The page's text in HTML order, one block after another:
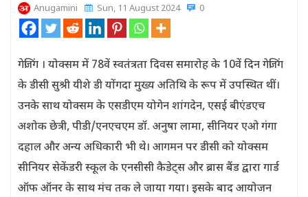
Anugamini Sun, 11 August 2024 0
गेजिंग । योक्‍सम में 78वें स्वतंत्रता दिवस समारोह के 10वें दिन गेजिंग
के डीसी सुश्री यीशे डी योंगदा मुख्य अतिथि के रूप में उपस्थित थीं।
उनके साथ योक्सम के एसडीएम योगेन शांगदेन, एसई बीएंडएच
अशोक छेत्री, पीडी/एनएचएम डॉ. अनुषा लामा, सीनियर एओ गंगा
दहाल और अन्य अधिकारी भी थे। आगमन पर डीसी को योक्सम
सीनियर सेकेंडरी स्कूल के एनसीसी कैडेट्स और ब्रास बैंड द्वारा गार्ड
ऑफ ऑनर के साथ मंच तक ले जाया गया। इसके बाद आयोजन